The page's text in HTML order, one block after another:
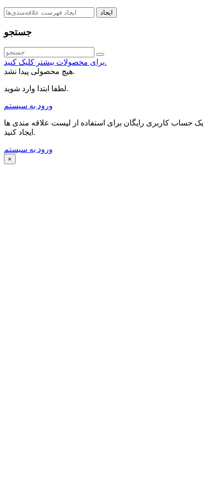
ایجاد
جستجو
برای محصولات بیشتر کلیک کنید.
هیچ محصولی پیدا نشد.
لطفا ابتدا وارد شوید.
ورود به سیستم
یک حساب کاربری رایگان برای استفاده از لیست علاقه مندی ها
ایجاد کنید.
ورود به سیستم
×